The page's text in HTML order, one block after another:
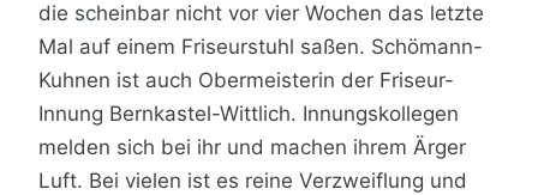
die scheinbar nicht vor vier Wochen das letzte
Mal auf einem Friseurstuhl saßen. Schömann-
Kuhnen ist auch Obermeisterin der Friseur-
Innung Bernkastel-Wittlich. Innungskollegen
melden sich bei ihr und machen ihrem Ärger
Luft. Bei vielen ist es reine Verzweiflung und